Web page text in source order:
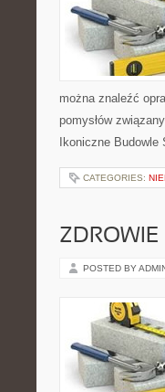
można znaleźć
pomysłów
Ikoniczne
CATEGORIES:
POSTED BY